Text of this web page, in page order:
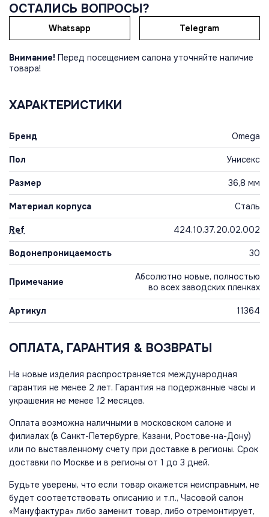
ОСТАЛИСЬ ВОПРОСЫ?
Whatsapp Telegram
Внимание! Перед посещением салона уточняйте наличие
товара!
ХАРАКТЕРИСТИКИ
Бренд Omega
Пол Унисекс
Размер 36,8 мм
Материал корпуса Сталь
Ref 424.10.37.20.02.002
Водонепроницаемость 30
Примечание
Абсолютно новые, полностью
во всех заводских пленках
Артикул 11364
ОПЛАТА, ГАРАНТИЯ & ВОЗВРАТЫ
На новые изделия распространяется международная
гарантия не менее 2 лет. Гарантия на подержанные часы и
украшения не менее 12 месяцев.
Оплата возможна наличными в московском салоне и
филиалах (в Санкт-Петербурге, Казани, Ростове-на-Дону)
или по выставленному счету при доставке в регионы. Срок
доставки по Москве и в регионы от 1 до 3 дней.
Будьте уверены, что если товар окажется неисправным, не
будет соответствовать описанию и т.п., Часовой салон
«Мануфактура» либо заменит товар, либо отремонтирует,